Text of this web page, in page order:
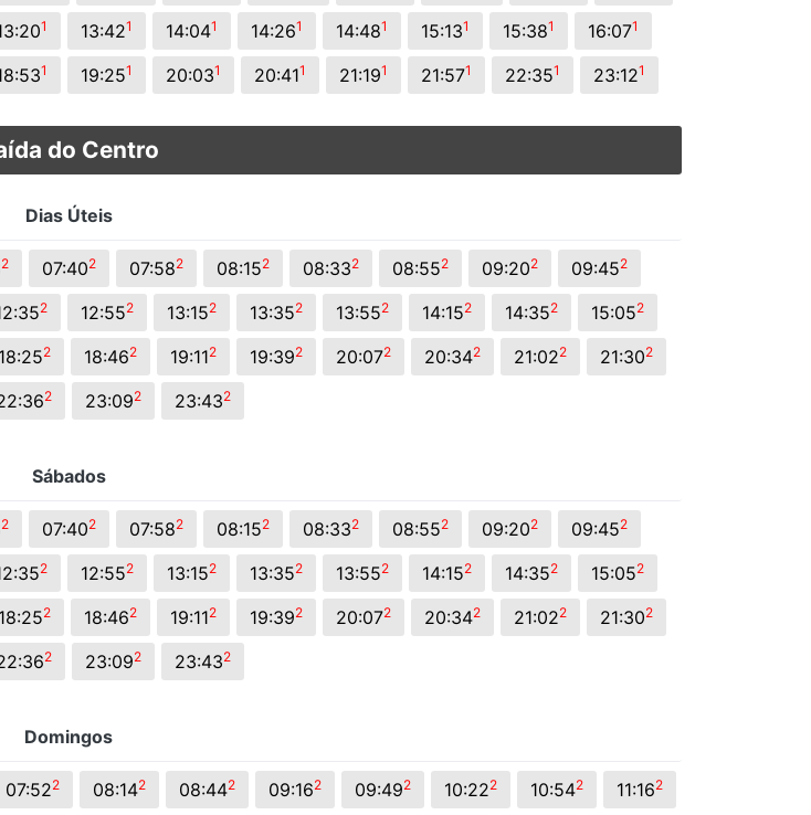
1 13:421 14:041 14:261 14:481 15:131 15:381 16:071
1 19:251 20:031 20:411 21:191 21:571 22:351 23:121
do Centro
Dias Úteis
2 07:402 07:582 08:152 08:332 08:552 09:202 09:452
2 12:552 13:152 13:352 13:552 14:152 14:352 15:052
18:252 18:462 19:112 19:392 20:072 20:342 21:022 21:302
2 23:092 23:432
Sábados
2 07:402 07:582 08:152 08:332 08:552 09:202 09:452
2 12:552 13:152 13:352 13:552 14:152 14:352 15:052
18:252 18:462 19:112 19:392 20:072 20:342 21:022 21:302
2 23:092 23:432
Domingos
07:522 08:142 08:442 09:162 09:492 10:222 10:542 11:162